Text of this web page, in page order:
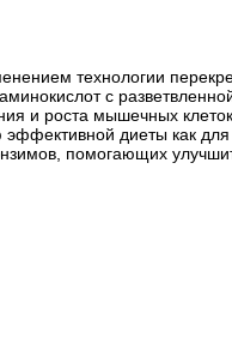
технологии
с
и роста мышечных
диеты как для
помогающих